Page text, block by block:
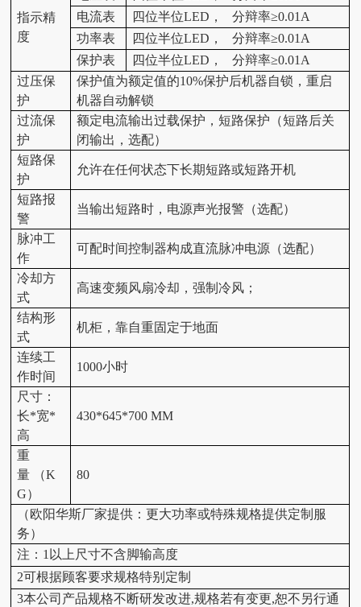
指示精
度
电流表
四位半位LED， 分辩率≥0.01A
功率表
四位半位LED， 分辩率≥0.01A
保护表
四位半位LED， 分辩率≥0.01A
过压保
护
保护值为额定值的10%保护后机器自锁，重启
机器自动解锁
过流保
护
额定电流输出过载保护，短路保护（短路后关
闭输出，选配）
短路保
护
允许在任何状态下长期短路或短路开机
短路报
警
当输出短路时，电源声光报警（选配）
脉冲工
作
可配时间控制器构成直流脉冲电源（选配）
冷却方
式
高速变频风扇冷却，强制冷风；
结构形
式
机柜，靠自重固定于地面
连续工
作时间
1000小时
尺寸：
长*宽*
高
430*645*700 MM
重
量 （K
G）
80
（欧阳华斯厂家提供：更大功率或特殊规格提供定制服
务）
注：1以上尺寸不含脚输高度
2可根据顾客要求规格特别定制
3本公司产品规格不断研发改进,规格若有变更,恕不另行通